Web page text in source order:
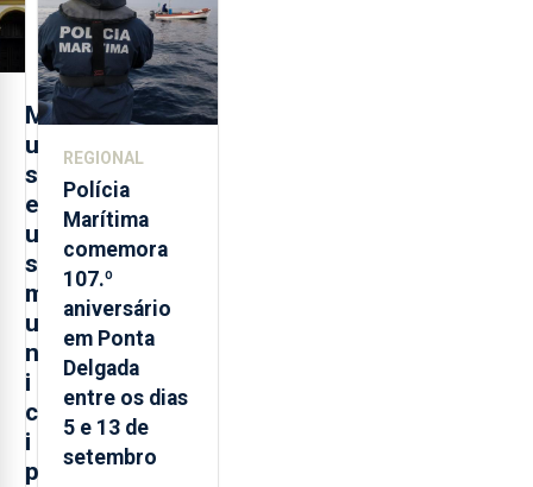
M
u
s
e
u
s
m
u
n
i
c
i
p
turística
REGIONAL
Polícia
Marítima
comemora
107.º
aniversário
em Ponta
Delgada
entre os dias
5 e 13 de
setembro